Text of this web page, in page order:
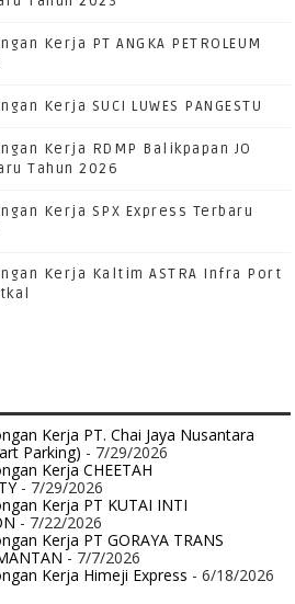
Kerja PT ANGKA PETROLEUM
Kerja SUCI LUWES PANGESTU
Kerja RDMP Balikpapan JO
Tahun 2026
Kerja SPX Express Terbaru
Kerja Kaltim ASTRA Infra Port
Kerja PT. Chai Jaya Nusantara
Parking) - 7/29/2026
Kerja CHEETAH
- 7/29/2026
Kerja PT KUTAI INTI
- 7/22/2026
Kerja PT GORAYA TRANS
- 7/7/2026
Kerja Himeji Express - 6/18/2026